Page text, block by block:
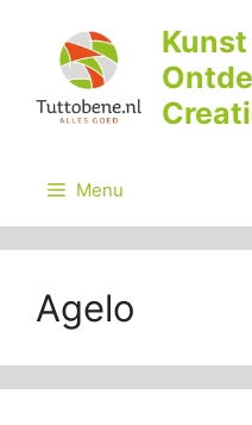
inhoud
Menu
Agelo